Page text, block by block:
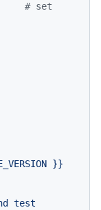
# set
}}
test